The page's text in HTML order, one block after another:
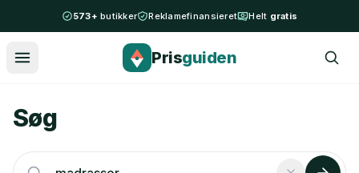
Spring til indhold
573+butikker Reklamefinansieret Helt gratis
Prisguiden
Søg